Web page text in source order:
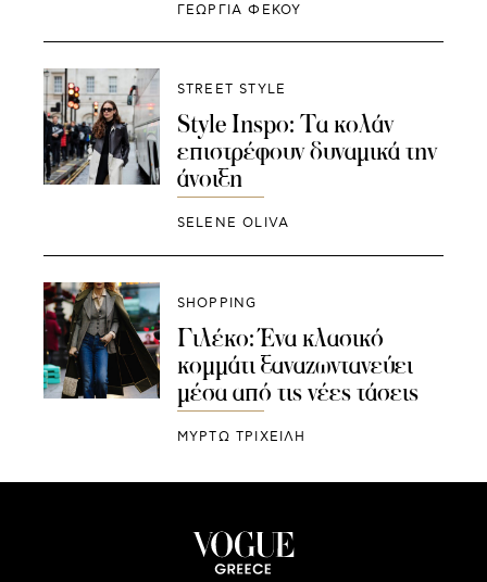
ΓΕΩΡΓΙΑ ΦΕΚΟΥ
STREET STYLE
Style Inspo: Τα κολάν
επιστρέφουν δυναμικά την
άνοιξη
SELENE OLIVA
SHOPPING
Γιλέκο: Ένα κλασικό
κομμάτι ξαναζωντανεύει
μέσα από τις νέες τάσεις
ΜΥΡΤΩ ΤΡΙΧΕΙΛΗ